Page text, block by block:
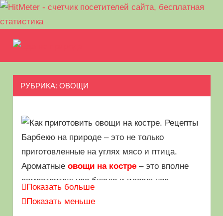
содержимому
Что
природе
кроме
шашлыка
РУБРИКА: ОВОЩИ
Барбекю на природе – это не только
приготовленные на углях мясо и птица.
Ароматные овощи на костре– это вполне
самостоятельное блюдо и идеальное
Показать больше
Показать меньше